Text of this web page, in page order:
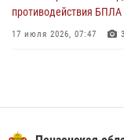
противодействия БПЛА
17 июля 2026, 07:47 3
Пензенский спецназ